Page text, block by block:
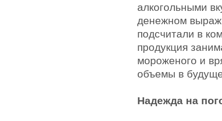
алкогольными
денежном
подсчитали в
продукция
мороженого и
объемы в
Надежда на